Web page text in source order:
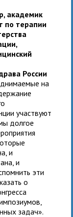
академик
по терапии
России
на
участвуют
долгое
и
и
эти
о
задач».